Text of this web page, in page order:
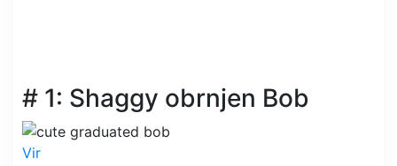
# 1: Shaggy obrnjen Bob
Vir